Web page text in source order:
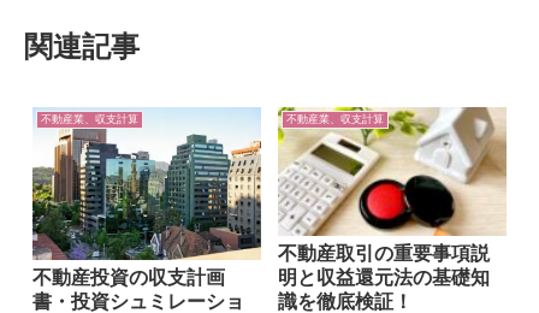
関連記事
不動産業、収支計算
不動産投資の収支計画
書・投資シュミレーショ
不動産業、収支計算
不動産取引の重要事項説
明と収益還元法の基礎知
識を徹底検証！